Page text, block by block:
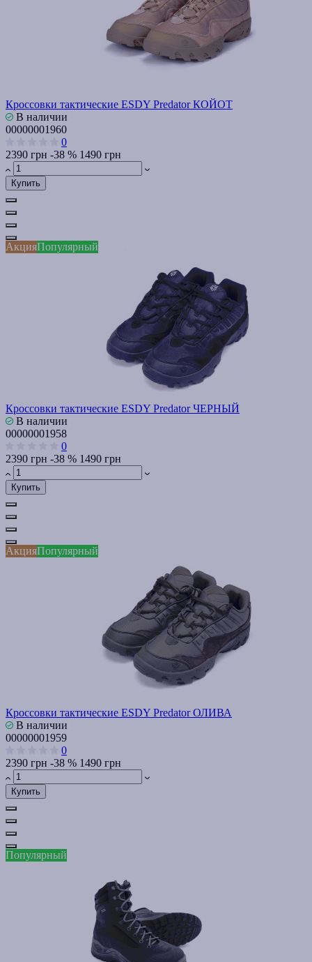
Кроссовки тактические ESDY Predator КОЙОТ
В наличии
00000001960
0
2390 грн -38 % 1490 грн
Купить
АкцияПопулярный
Кроссовки тактические ESDY Predator ЧЕРНЫЙ
В наличии
00000001958
0
2390 грн -38 % 1490 грн
Купить
АкцияПопулярный
Кроссовки тактические ESDY Predator ОЛИВА
В наличии
00000001959
0
2390 грн -38 % 1490 грн
Купить
Популярный